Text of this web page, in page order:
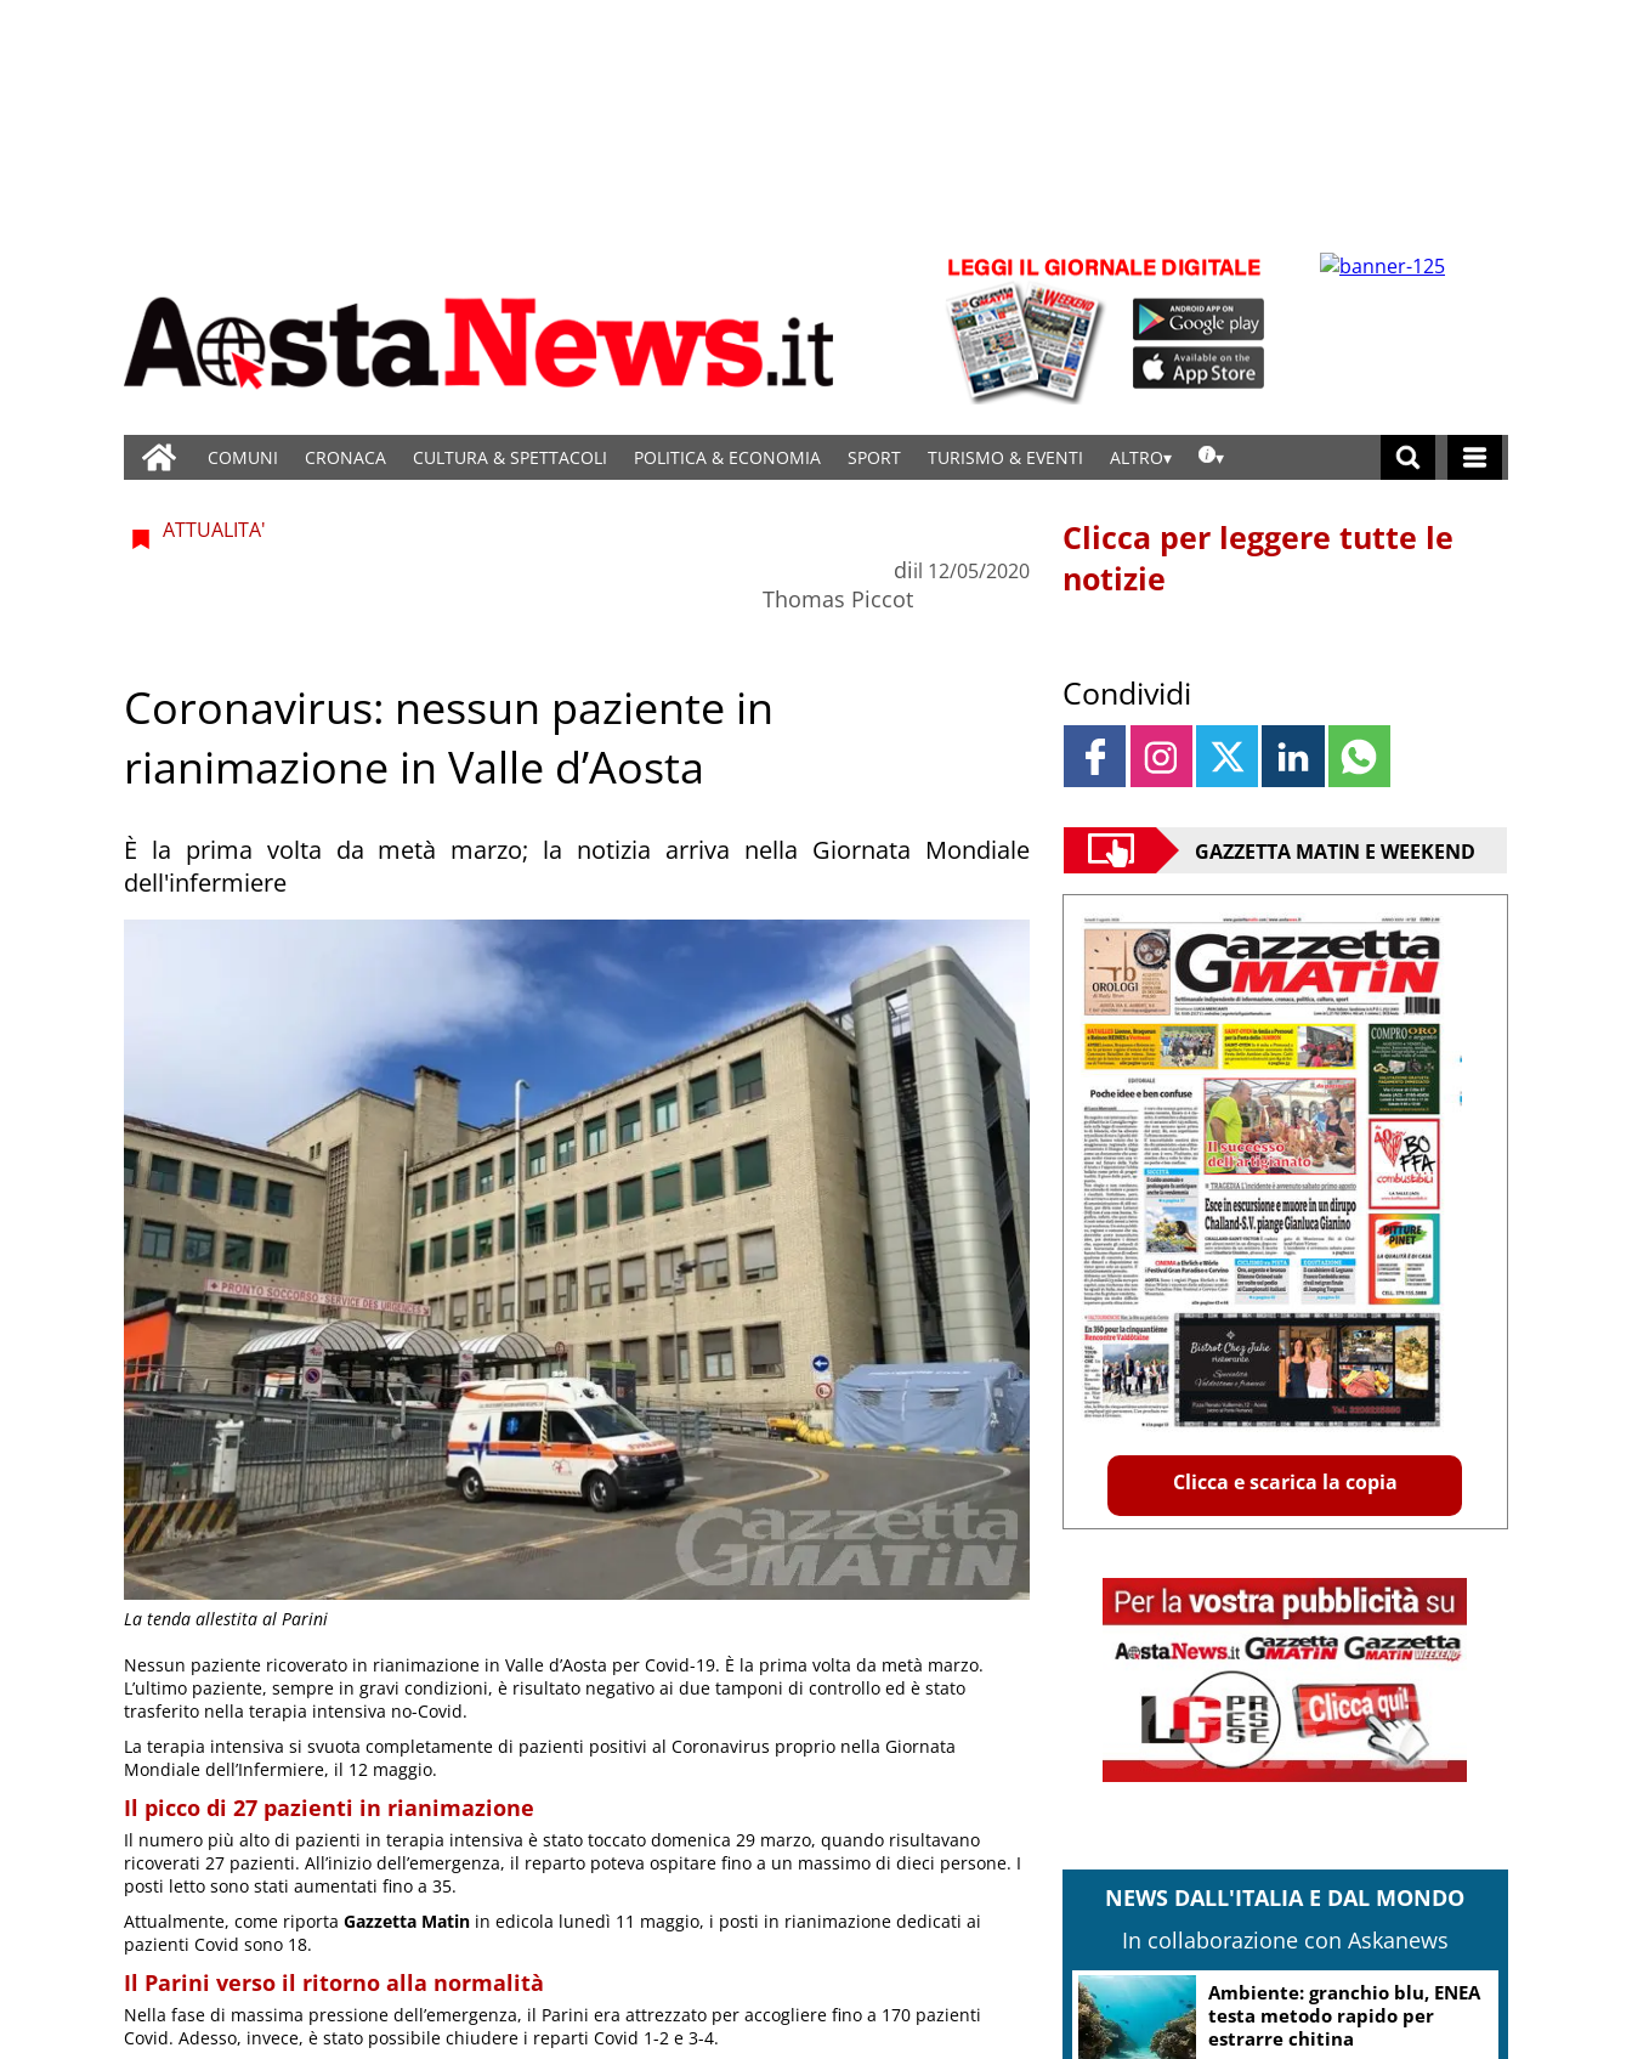
COMUNI CRONACA CULTURA & SPETTACOLI POLITICA & ECONOMIA SPORT TURISMO & EVENTI ALTRO
La tenda allestita al Parini
ATTUALITA'
di
Thomas Piccot
il 12/05/2020
Coronavirus: nessun paziente in
rianimazione in Valle d’Aosta
È la prima volta da metà marzo; la notizia arriva nella Giornata Mondiale
dell'infermiere
Nessun paziente ricoverato in rianimazione in Valle d’Aosta per Covid-19. È la prima volta da metà marzo.
L’ultimo paziente, sempre in gravi condizioni, è risultato negativo ai due tamponi di controllo ed è stato
trasferito nella terapia intensiva no-Covid.
La terapia intensiva si svuota completamente di pazienti positivi al Coronavirus proprio nella Giornata
Mondiale dell’Infermiere, il 12 maggio.
Il picco di 27 pazienti in rianimazione
Il numero più alto di pazienti in terapia intensiva è stato toccato domenica 29 marzo, quando risultavano
ricoverati 27 pazienti. All’inizio dell’emergenza, il reparto poteva ospitare fino a un massimo di dieci persone. I
posti letto sono stati aumentati fino a 35.
Attualmente, come riporta Gazzetta Matin in edicola lunedì 11 maggio, i posti in rianimazione dedicati ai
pazienti Covid sono 18.
Il Parini verso il ritorno alla normalità
Nella fase di massima pressione dell’emergenza, il Parini era attrezzato per accogliere fino a 170 pazienti
Covid. Adesso, invece, è stato possibile chiudere i reparti Covid 1-2 e 3-4.
Clicca per leggere tutte le
notizie
Condividi
GAZZETTA MATIN E WEEKEND
Clicca e scarica la copia
NEWS DALL'ITALIA E DAL MONDO
In collaborazione con Askanews
Ambiente: granchio blu, ENEA
testa metodo rapido per
estrarre chitina